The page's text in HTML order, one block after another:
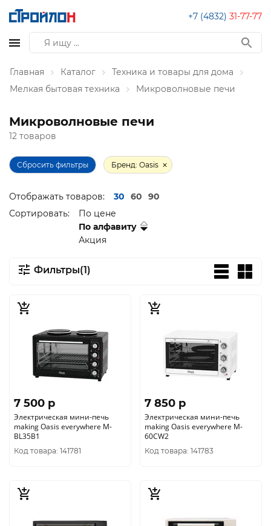
+7 (4832) 31-77-77
Главная Каталог
Техника и товары для дома
Мелкая бытовая техника
Микроволновые печи
Микроволновые печи
12 товаров
Сбросить фильтры Бренд: Oasis
Отображать товаров: 30 60
90
Сортировать:
По цене
По алфавиту
Акция
Фильтры(1)
7 500 p
Электрическая мини-печь
making Oasis everywhere M-
BL35B1
Код товара: 141781
7 850 p
Электрическая мини-печь
making Oasis everywhere M-
60CW2
Код товара: 141783